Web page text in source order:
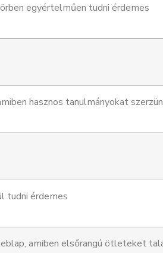
egyértelműen tudni érdemes
hasznos tanulmányokat
tudni érdemes
amiben elsőrangú ötleteket